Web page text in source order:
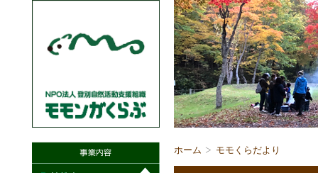
ホーム モモくらだより